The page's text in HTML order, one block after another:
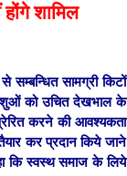
शामिल
सम्बन्धित सामग्री किटों
को उचित देखभाल के
करने की आवश्यकता
कर प्रदान किये जाने
कि स्वस्थ समाज के लिये